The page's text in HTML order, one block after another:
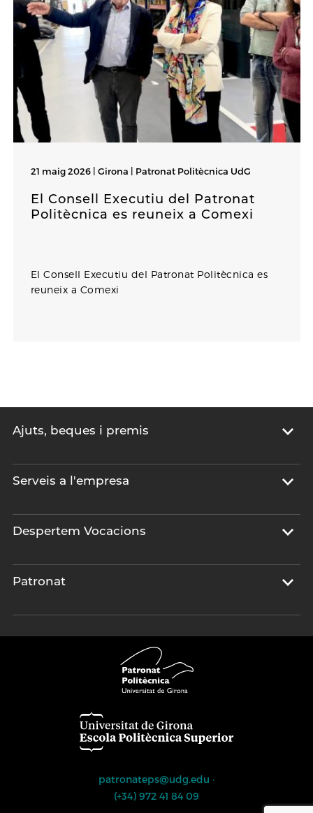
21 maig 2026 | Girona | Patronat Politècnica UdG
El Consell Executiu del Patronat
Politècnica es reuneix a Comexi
El Consell Executiu del Patronat Politècnica es
reuneix a Comexi
Ajuts, beques i premis
Serveis a l'empresa
Despertem Vocacions
Patronat
patronateps@udg.edu ·
(+34) 972 41 84 09